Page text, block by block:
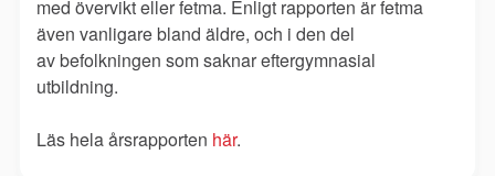
med övervikt eller fetma. Enligt rapporten ärfetma
även vanligare bland äldre, och i den del
av befolkningen som saknar eftergymnasial
utbildning.
Läs hela årsrapporten här.